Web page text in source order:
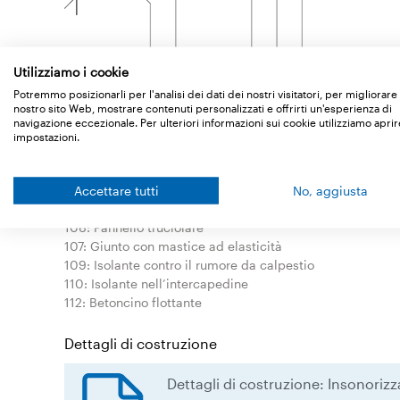
10: Strato ermetico all’ariaAmpatex DB 90
46: Colla liquida
57: Striscia di feltro 5 mm
Ampaphon Z 101/05, 40 mm
100: Lastra di cartongesso 12,5 mm
106: Pannello truciolare
107: Giunto con mastice ad elasticità
109: Isolante contro il rumore da calpestio
110: Isolante nell’intercapedine
112: Betoncino flottante
Dettagli di costruzione
Dettagli di costruzione:
Utilizziamo i cookie
Potremmo posizionarli per l'analisi dei dati dei nostri visitatori, per migliorare
nostro sito Web, mostrare contenuti personalizzati e offrirti un'esperienza di
navigazione eccezionale. Per ulteriori informazioni sui cookie utilizziamo
impostazioni.
Accettare tutti No, aggiusta